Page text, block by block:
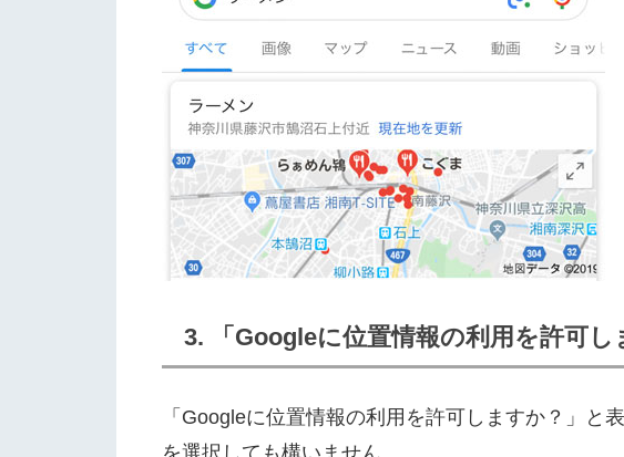
3. 「Googleに位置情報の利用を許可
「Googleに位置情報の利用を許可しますか？」
を選択しても構いません。